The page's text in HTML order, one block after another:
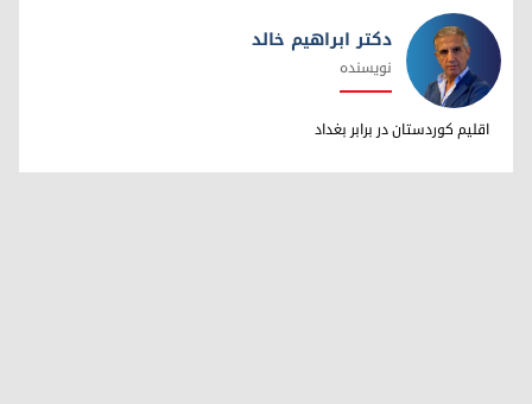
دکتر ابراهیم خالد
دکتر ابراهیم خالد
نویسنده
اقلیم کوردستان در برابر بغداد